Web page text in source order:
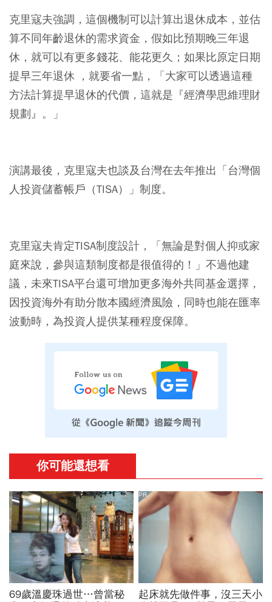
克里寇夫強調，這個機制可以計算出退休成本，並估
算不同年齡退休的需求資金，假如比預期晚三年退
休，就可以有更多錢花、能花更久；如果比原定日期
提早三年退休 ，就要省一點，「大家可以透過這種
方法計算提早退休的代價，這就是『經濟學思維理財
規劃』。」
演講最後，克里寇夫也談及台灣在去年推出「台灣個
人投資儲蓄帳戶（TISA）」制度。
克里寇夫肯定TISA制度設計，「無論是對個人抑或家
庭來說，參與這類制度都是很值得的！」不過他建
議，未來TISA平台還可增加更多海外共同基金選擇，
因投資海外有助分散本國經濟風險，同時也能在匯率
波動時，為投資人提供某種程度保障。